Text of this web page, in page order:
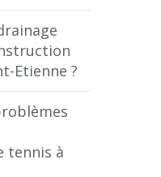
Etienne ?
tennis à